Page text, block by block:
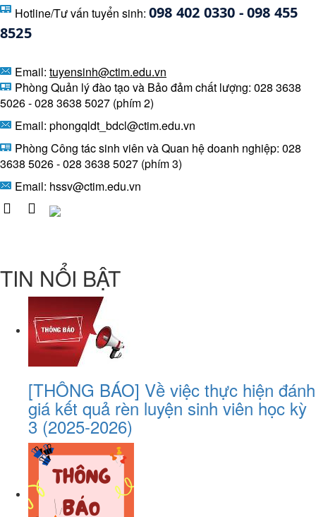
Hotline/Tư vấn tuyển sinh: 098 402 0330 - 098 455
8525
Email: tuyensinh@ctim.edu.vn
Phòng Quản lý đào tạo và Bảo đảm chất lượng: 028 3638
5026 - 028 3638 5027 (phím 2)
Email: phongqldt_bdcl@ctim.edu.vn
Phòng Công tác sinh viên và Quan hệ doanh nghiệp: 028
3638 5026 - 028 3638 5027 (phím 3)
Email: hssv@ctim.edu.vn
TIN NỔI BẬT
[THÔNG BÁO] Về việc thực hiện đánh
giá kết quả rèn luyện sinh viên học kỳ
3 (2025-2026)